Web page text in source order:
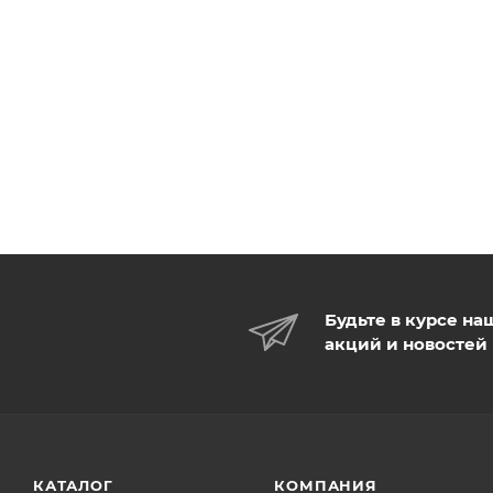
Будьте в курсе
акций и новостей
КАТАЛОГ КОМПАНИЯ